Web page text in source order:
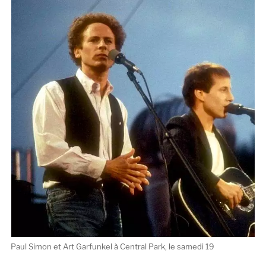
Paul Simon et Art Garfunkel à Central Park, le samedi 19